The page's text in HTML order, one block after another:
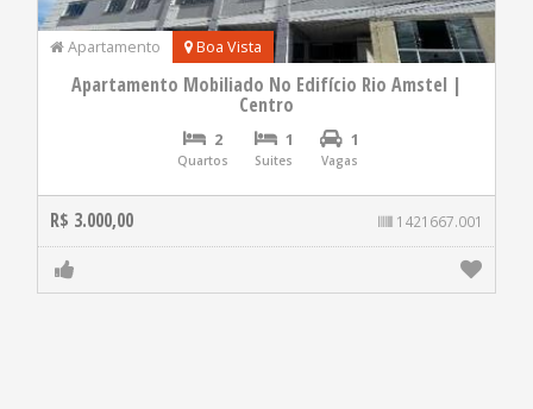
Apartamento Boa Vista
Apartamento Mobiliado No Edifício Rio Amstel |
Centro
2
Quartos
1
Suites
1
Vagas
R$ 3.000,00 1421667.001